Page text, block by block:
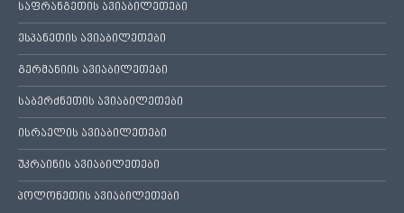
საფრანგეთის ავიაბილეთები
ესპანეთის ავიაბილეთები
გერმანიის ავიაბილეთები
საბერძნეთის ავიაბილეთები
ისრაელის ავიაბილეთები
უკრაინის ავიაბილეთები
პოლონეთის ავიაბილეთები